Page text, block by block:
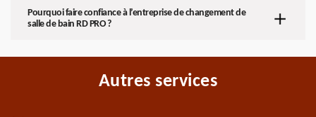
Pourquoi faire confiance à l’entreprise de changement de
salle de bain RD PRO ?
Autres services